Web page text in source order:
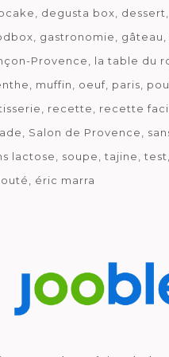
degusta box dessert
gastronomie gâteau
Provence
la table du
muffin oeuf paris
recette recette
Salon de Provence
lactose
soupe tajine test
éric marra